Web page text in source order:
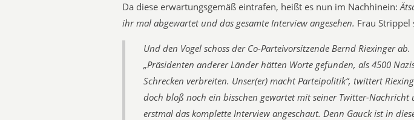
Da diese erwartungsgemäß eintrafen, heißt es nun im Nachhinein:
ihr mal abgewartet und das gesamte Interview angesehen. Frau Strippel
Und den Vogel schoss der Co-Parteivorsitzende Bernd Riexinger ab.
„Präsidenten anderer Länder hätten Worte gefunden, als 4500
Schrecken verbreiten. Unser(er) macht Parteipolitik“, twittert
doch bloß noch ein bisschen gewartet mit seiner Twitter-Nachricht
erstmal das komplette Interview angeschaut. Denn Gauck ist in